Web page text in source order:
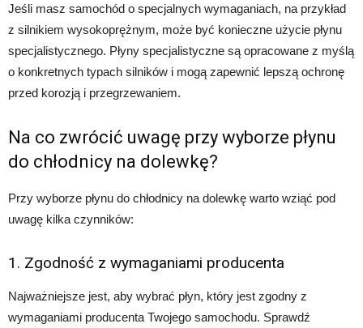
Jeśli masz samochód o specjalnych wymaganiach, na przykład
z silnikiem wysokoprężnym, może być konieczne użycie płynu
specjalistycznego. Płyny specjalistyczne są opracowane z myślą
o konkretnych typach silników i mogą zapewnić lepszą ochronę
przed korozją i przegrzewaniem.
Na co zwrócić uwagę przy wyborze płynu
do chłodnicy na dolewkę?
Przy wyborze płynu do chłodnicy na dolewkę warto wziąć pod
uwagę kilka czynników:
1. Zgodność z wymaganiami producenta
Najważniejsze jest, aby wybrać płyn, który jest zgodny z
wymaganiami producenta Twojego samochodu. Sprawdź